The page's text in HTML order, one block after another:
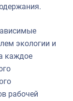
экологии и
каждое
рабочей